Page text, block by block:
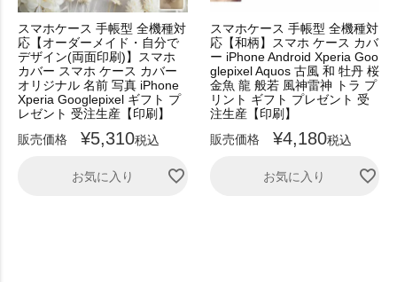
スマホケース 手帳型 全機種対
応【オーダーメイド・自分で
デザイン(両面印刷)】スマホ
カバー スマホ ケース カバー
オリジナル 名前 写真 iPhone
Xperia Googlepixel ギフト プ
レゼント 受注生産【印刷】
販売価格
¥5,310税込
お気に入り
スマホケース 手帳型 全機種対
応【和柄】スマホ ケース カバ
ー iPhone Android Xperia Goo
glepixel Aquos 古風 和 牡丹 桜
金魚 龍 般若 風神雷神 トラ プ
リント ギフト プレゼント 受
注生産【印刷】
販売価格
¥4,180税込
お気に入り